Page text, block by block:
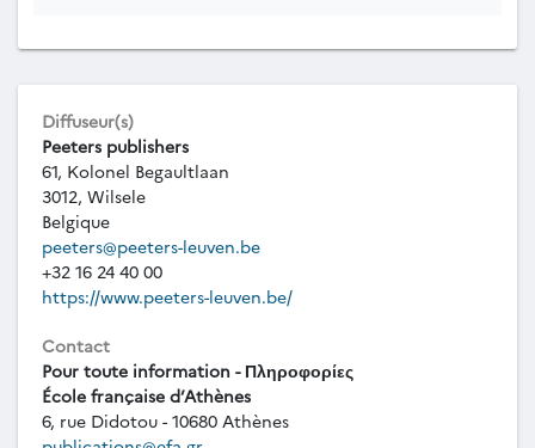
Diffuseur(s)
Peeters publishers
61, Kolonel Begaultlaan
3012, Wilsele
Belgique
peeters@peeters-leuven.be
+32 16 24 40 00
https://www.peeters-leuven.be/
Contact
Pour toute information - Πληροφορίες
École française d’Athènes
6, rue Didotou - 10680 Athènes